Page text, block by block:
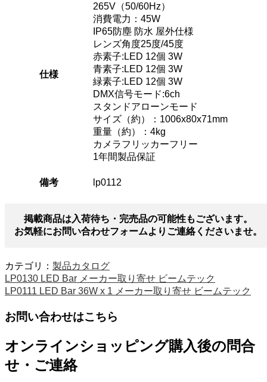
仕様
265V（50/60Hz）
消費電力：45W
IP65防塵 防水 屋外仕様
レンズ角度25度/45度
赤素子:LED 12個 3W
青素子:LED 12個 3W
緑素子:LED 12個 3W
DMX信号モード:6ch
スタンドアローンモード
サイズ（約）：1006x80x71mm
重量（約）：4kg
カメラフリッカーフリー
1年間製品保証
備考 lp0112
掲載商品は入荷待ち・完売品の可能性もございます。
お気軽にお問い合わせフォームよりご連絡くださいませ。
カテゴリ： 製品カタログ
LP0130 LED Bar メーカー取り寄せ ビームテック
LP0111 LED Bar 36W x 1 メーカー取り寄せ ビームテック
お問い合わせはこちら
オンラインショッピング購入後の問合
せ・ご連絡